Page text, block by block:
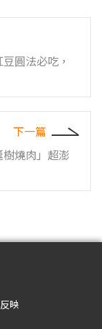
圓法必吃，
下一篇
燒肉」超澎
映